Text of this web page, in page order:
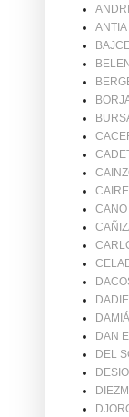
ANTIA
CANO
DADIE
DAN
DEL
DESIO